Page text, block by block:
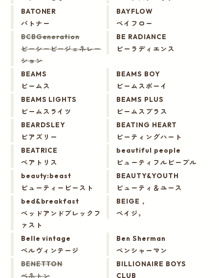
BATONER
バトナー
BAYFLOW
ベイフロー
BCBGeneration
ビーシービージェネレー
ション
BE RADIANCE
ビーラディエンス
BEAMS
ビームス
BEAMS BOY
ビームスボーイ
BEAMS LIGHTS
ビームスライツ
BEAMS PLUS
ビームスプラス
BEARDSLEY
ビアズリー
BEATING HEART
ビーティングハート
BEATRICE
ベアトリス
beautiful people
ビューティフルピープル
beauty:beast
ビューティービースト
BEAUTY&YOUTH
ビューティ＆ユース
bed&breakfast
ベッドアンドブレックフ
ァスト
BEIGE，
ベイジ，
Belle vintage
ベルヴィンテージ
Ben Sherman
ベンシャーマン
BENETTON
ベネトン
BILLIONAIRE BOYS
CLUB